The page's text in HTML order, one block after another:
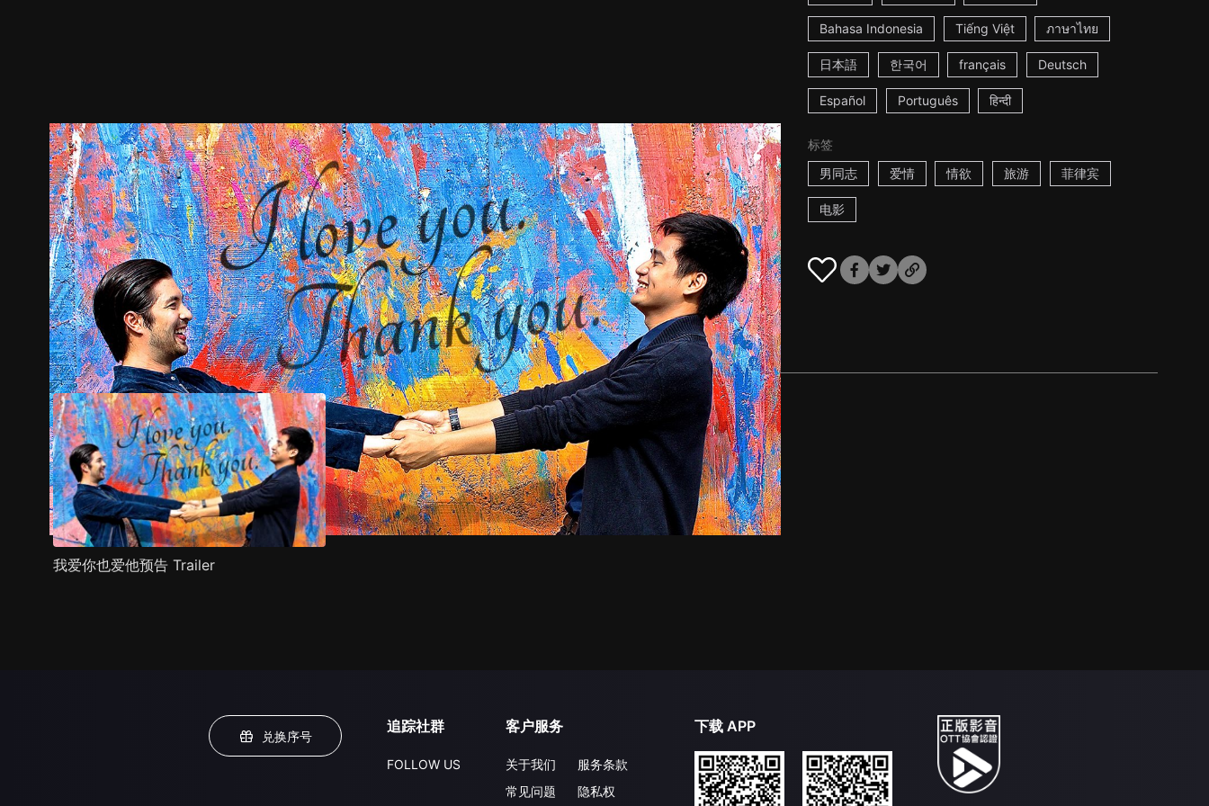
Bahasa Indonesia Tiếng Việt ภาษาไทย
日本語 한국어 français Deutsch
Español Português हिन्दी
标签
男同志
爱情 情欲 旅游 菲律宾
电影
预告 剧照 推荐影片 剧情介绍
我爱你也爱他预告 Trailer
兑换序号
追踪社群
FOLLOW US
客户服务
关于我们
常见问题
服务条款
隐私权
下载 APP